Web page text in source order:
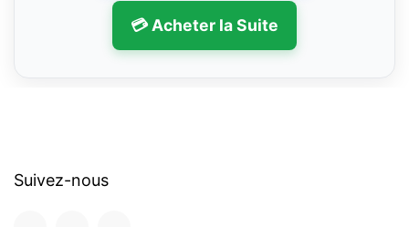
💳 Acheter la Suite
Suivez-nous